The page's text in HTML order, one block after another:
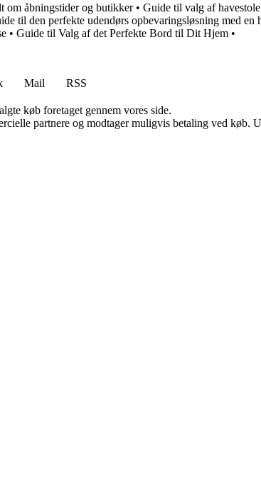
om åbningstider og butikker• Guide til valg af
til den perfekte udendørs opbevaringsløsning med en
• Guide til Valg af det Perfekte Bord til Dit Hjem •
Mail
RSS
køb foretaget gennem vores side.
partnere og modtager muligvis betaling ved køb.